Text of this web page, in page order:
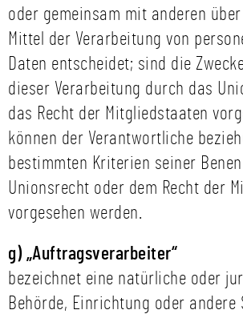
oder gemeinsam mit anderen
Mittel der Verarbeitung von
Daten entscheidet; sind die
dieser Verarbeitung durch das
das Recht der Mitgliedstaaten
können der Verantwortliche
bestimmten Kriterien seiner
Unionsrecht oder dem Recht der
vorgesehen werden.
g) „Auftragsverarbeiter“
bezeichnet eine natürliche oder
Behörde, Einrichtung oder andere